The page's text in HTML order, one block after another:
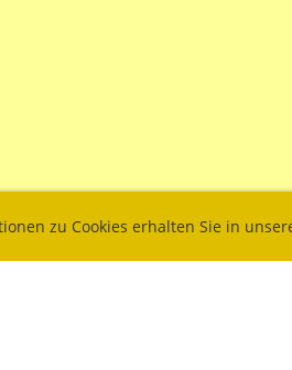
zu Cookies erhalten Sie in